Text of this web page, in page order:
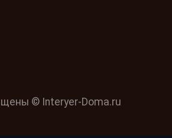
© Interyer-Doma.ru